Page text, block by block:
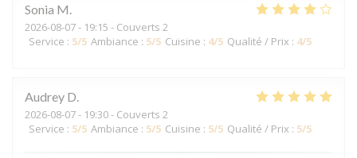
Sonia M
2026-08-07- 19:15 - Couverts 2
Service : 5/5 Ambiance : 5/5 Cuisine : 4/5 Qualité / Prix : 4/5
Audrey D
2026-08-07- 19:30 - Couverts 2
Service : 5/5 Ambiance : 5/5 Cuisine : 5/5 Qualité / Prix : 5/5